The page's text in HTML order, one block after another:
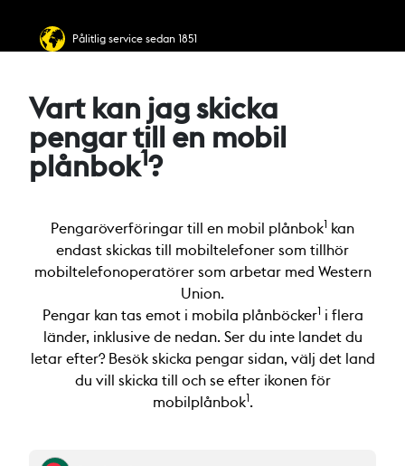
Pålitlig service sedan 1851
Vart kan jag skicka
pengar till en mobil
plånbok1?
Pengaröverföringar till en mobil plånbok
kan
endast skickas till mobiltelefoner som tillhör
mobiltelefonoperatörer som arbetar med Western
Union.
Pengar kan tas emot i mobila plånböcker1
i flera
länder, inklusive de nedan. Ser du inte landet du
letar efter? Besök skicka pengar sidan, välj det land
du vill skicka till och se efter ikonen för
mobilplånbok1 .